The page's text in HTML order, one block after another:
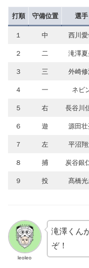
打順 守備位置 選手
１ 中 西川
２ 二 滝澤
３ 三 外崎修
４ 一 ネビ
５ 右 長谷川
６ 遊 源田
７ 左 平沼翔
８ 捕 炭谷銀
９ 投 髙橋
leoleo
滝澤くん
ぞ！